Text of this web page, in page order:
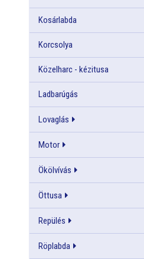
Kosárlabda
Korcsolya
Közelharc - kézitusa
Ladbarúgás
Lovaglás
Motor
Ökölvívás
Öttusa
Repülés
Röplabda